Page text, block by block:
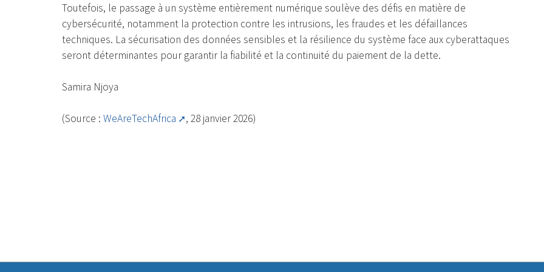
Toutefois, le passage à un système entièrement numérique soulève des défis en matière de
cybersécurité, notamment la protection contre les intrusions, les fraudes et les défaillances
techniques. La sécurisation des données sensibles et la résilience du système face aux cyberattaques
seront déterminantes pour garantir la fiabilité et la continuité du paiement de la dette.
Samira Njoya
(Source : WeAreTechAfrica , 28 janvier 2026)